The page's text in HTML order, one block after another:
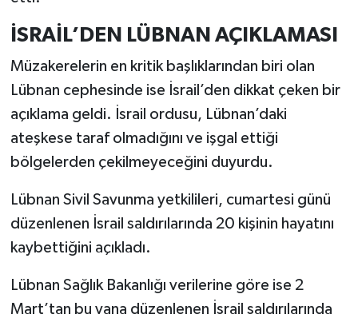
İSRAİL’DEN LÜBNAN AÇIKLAMASI
Müzakerelerin en kritik başlıklarından biri olan
Lübnan cephesinde ise İsrail’den dikkat çeken bir
açıklama geldi. İsrail ordusu, Lübnan’daki
ateşkese taraf olmadığını ve işgal ettiği
bölgelerden çekilmeyeceğini duyurdu.
Lübnan Sivil Savunma yetkilileri, cumartesi günü
düzenlenen İsrail saldırılarında 20 kişinin hayatını
kaybettiğini açıkladı.
Lübnan Sağlık Bakanlığı verilerine göre ise 2
Mart’tan bu yana düzenlenen İsrail saldırılarında